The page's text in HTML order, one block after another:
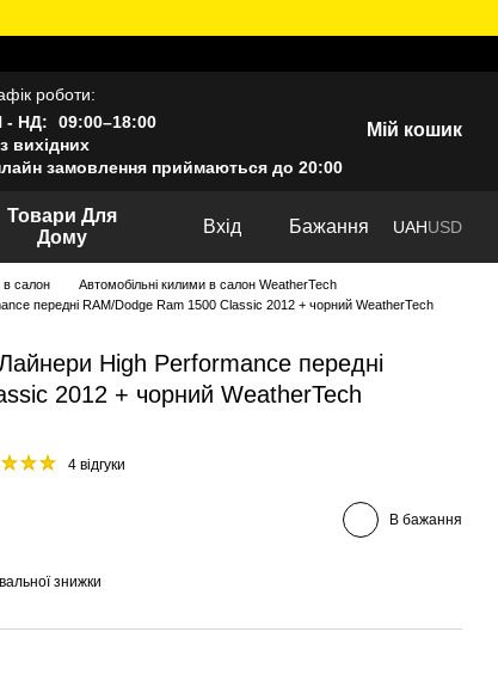
роботи:
- НД:
09:00–18:00
вихідних
замовлення приймаються до 20:00
Мій кошик
Товари Для
Дому
Вхід Бажання UAHUSD
в салон
Автомобільні килими в салон WeatherTech
передні RAM/Dodge Ram 1500 Classic 2012 + чорний WeatherTech
High Performance передні
2012 + чорний WeatherTech
4 відгуки
В бажання
знижки